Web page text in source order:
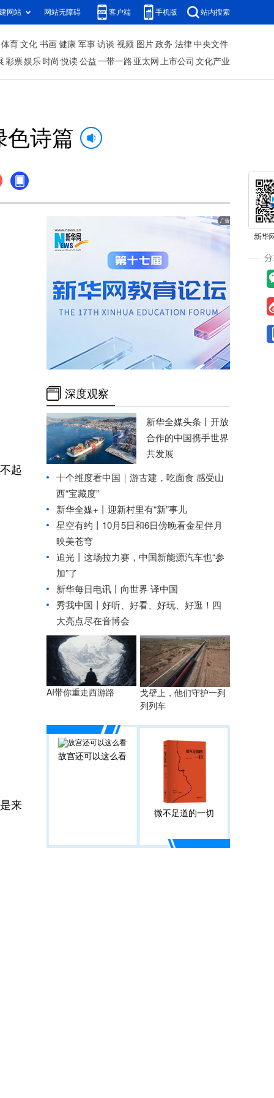
网站 网站无障碍 客户端 手机版 站内搜索
体育 文化 书画 健康 军事 访谈 视频 图片 政务 法律 中央文件
彩票娱乐 时尚 悦读 公益 一带一路 亚太网 上市公司 文化产业
色诗篇
起
来
深度观察
新华全媒头条丨 开放
合作的中国携手世界
共发展
十个维度看中国｜游古建，吃面食 感受山
西“宝藏度”
新华全媒+丨 迎新村里有“新”事儿
星空有约丨 10月5日和6日傍晚看金星伴月
映美苍穹
追光丨 这场拉力赛，中国新能源汽车也“参
加”了
新华每日电讯丨 向世界 译中国
秀我中国丨 好听、好看、好玩、好逛！四
大亮点尽在音博会
AI带你重走西游路
戈壁上，他们守护一列
列列车
故宫还可以这么看
微不足道的一切